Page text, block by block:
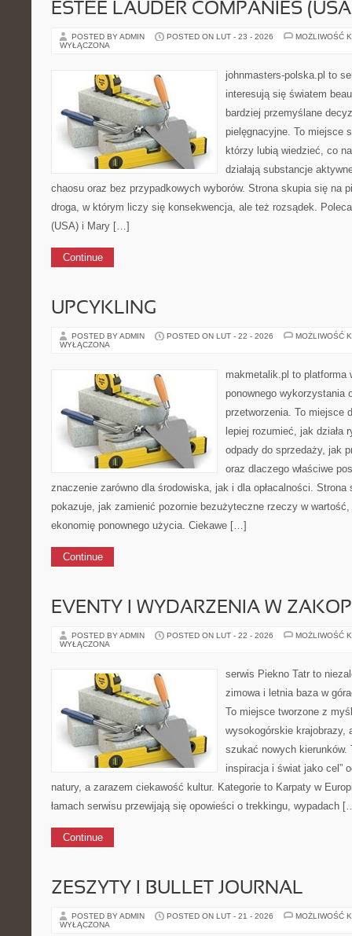
ESTÉE LAUDER COMPANIES
POSTED BY ADMIN POSTED ON LUT - 23 - 2026
MOŻLIWOŚĆ
WYŁĄCZONA
johnmasters-polska.pl to
interesują się światem
bardziej przemyślane
pielęgnacyjne. To miejsce
którzy lubią wiedzieć, co
działają substancje
chaosu oraz bez przypadkowych wyborów. Strona skupia się na
droga, w którym liczy się konsekwencja, ale też rozsądek.
(USA) i Mary […]
Continue
UPCYKLING
POSTED BY ADMIN POSTED ON LUT - 22 - 2026
MOŻLIWOŚĆ
WYŁĄCZONA
makmetalik.pl to platforma
ponownego wykorzystania
przetworzenia. To miejsce
lepiej rozumieć, jak działa
odpady do sprzedaży, jak
oraz dlaczego właściwe
znaczenie zarówno dla środowiska, jak i dla opłacalności.
pokazuje, jak zamienić pozornie bezużyteczne rzeczy w
ekonomię ponownego użycia. Ciekawe […]
Continue
EVENTY I WYDARZENIA W
POSTED BY ADMIN POSTED ON LUT - 22 - 2026
MOŻLIWOŚĆ
WYŁĄCZONA
serwis Piekno Tatr to
zimowa i letnia baza w
To miejsce tworzone z
wysokogórskie krajobrazy,
szukać nowych kierunków.
inspiracja i świat jako cel”
natury, a zarazem ciekawość kultur. Kategorie to Karpaty w
łamach serwisu przewijają się opowieści o trekkingu, wypadach
Continue
ZESZYTY I BULLET JOURNAL
POSTED BY ADMIN POSTED ON LUT - 21 - 2026
MOŻLIWOŚĆ
WYŁĄCZONA